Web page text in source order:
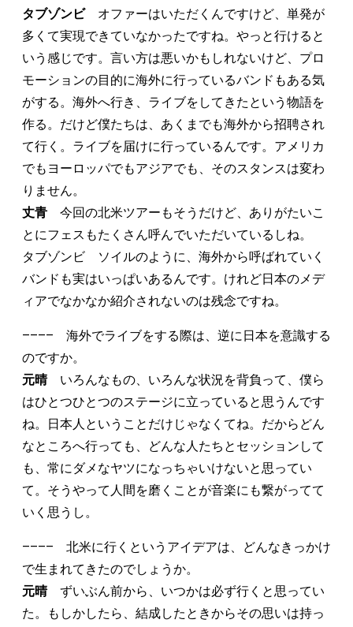
タブゾンビオファーはいただくんですけど、単発が
多くて実現できていなかったですね。やっと行けると
いう感じです。言い方は悪いかもしれないけど、プロ
モーションの目的に海外に行っているバンドもある気
がする。海外へ行き、ライブをしてきたという物語を
作る。だけど僕たちは、あくまでも海外から招聘され
て行く。ライブを届けに行っているんです。アメリカ
でもヨーロッパでもアジアでも、そのスタンスは変わ
りません。
丈青 今回の北米ツアーもそうだけど、ありがたいこ
とにフェスもたくさん呼んでいただいているしね。
タブゾンビ ソイルのように、海外から呼ばれていく
バンドも実はいっぱいあるんです。けれど日本のメデ
ィアでなかなか紹介されないのは残念ですね。
–––– 海外でライブをする際は、逆に日本を意識する
のですか。
元晴いろんなもの、いろんな状況を背負って、僕ら
はひとつひとつのステージに立っていると思うんです
ね。日本人ということだけじゃなくてね。だからどん
なところへ行っても、どんな人たちとセッションして
も、常にダメなヤツになっちゃいけないと思ってい
て。そうやって人間を磨くことが音楽にも繋がってて
いく思うし。
–––– 北米に行くというアイデアは、どんなきっかけ
で生まれてきたのでしょうか。
元晴ずいぶん前から、いつかは必ず行くと思ってい
た。もしかしたら、結成したときからその思いは持っ